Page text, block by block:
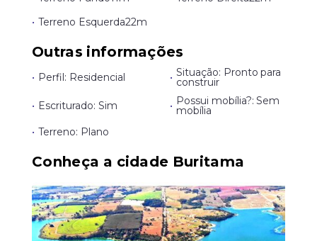
• Terreno Esquerda22m
Outras informações
• Perfil: Residencial • Situação: Pronto para
construir
• Escriturado: Sim • Possui mobília?: Sem
mobília
• Terreno: Plano
Conheça a cidade Buritama